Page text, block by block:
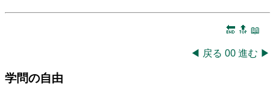
🔚 🔝 📖
◀ 戻る 00進む ▶
学問の自由